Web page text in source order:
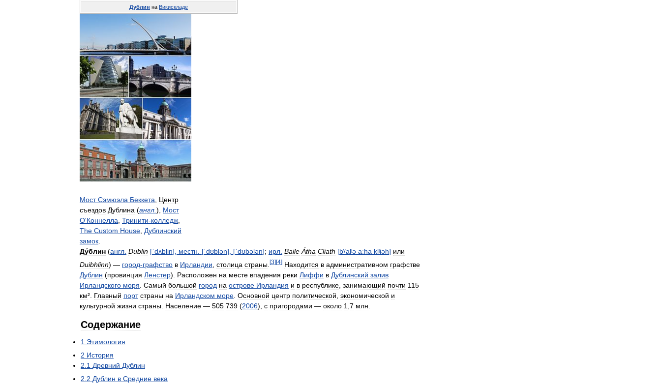
Дублин на Викискладе
Мост Сэмюэла Беккета
Центр
съездов Дублина (англ ), Мост
О'Коннелла Тринити-колледж
The Custom House Дублинский
замок
Ду́блин (англ Dublin [ˈdʌblɨn], местн . [ˈdʊblən], [ˈdʊbələn]; ирл Baile Átha Cliath [bˠalʲə aːha klʲiəh] или
Duibhlinn) — город-графство в Ирландии столица страны [3][4] Находится в административном графстве
Дублин (провинция Ленстер). Расположен на месте впадения реки Лиффи в Дублинский залив
Ирландского моря Самый большой город на острове Ирландия и в республике занимающий почти 115
км². Главный порт страны на Ирландском море Основной центр политической экономической и
культурной жизни страны Население — 505 739 (2006), с пригородами — около 1 7 млн
Содержание
1 Этимология
2 История
2 1 Древний Дублин
2 2 Дублин в Средние века